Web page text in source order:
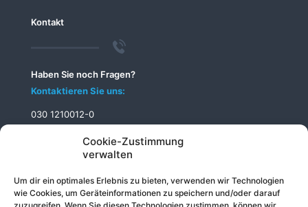
Cookie-Zustimmung
verwalten
Um dir ein optimales Erlebnis zu bieten, verwenden wir Technologien
wie Cookies, um Geräteinformationen zu speichern und/oder darauf
Kontakt
Haben Sie noch Fragen?
Kontaktieren Sie uns:
030 1210012-0
info@telecomputer.de